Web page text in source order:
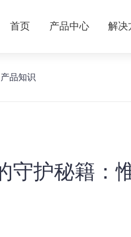
首页 产品中心 解决
产品知识
守护秘籍：